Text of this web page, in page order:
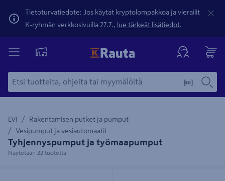
Tietoturvatiedote: Jos käytät kryptolompakkoa ja vierailit
K-ryhmän verkkosivuilla 27.7., lue tärkeät lisätiedot.
LVI
Rakentamisen putket ja pumput
Vesipumput ja vesiautomaatit
Tyhjennyspumput ja työmaapumput
Näytetään 22 tuotetta